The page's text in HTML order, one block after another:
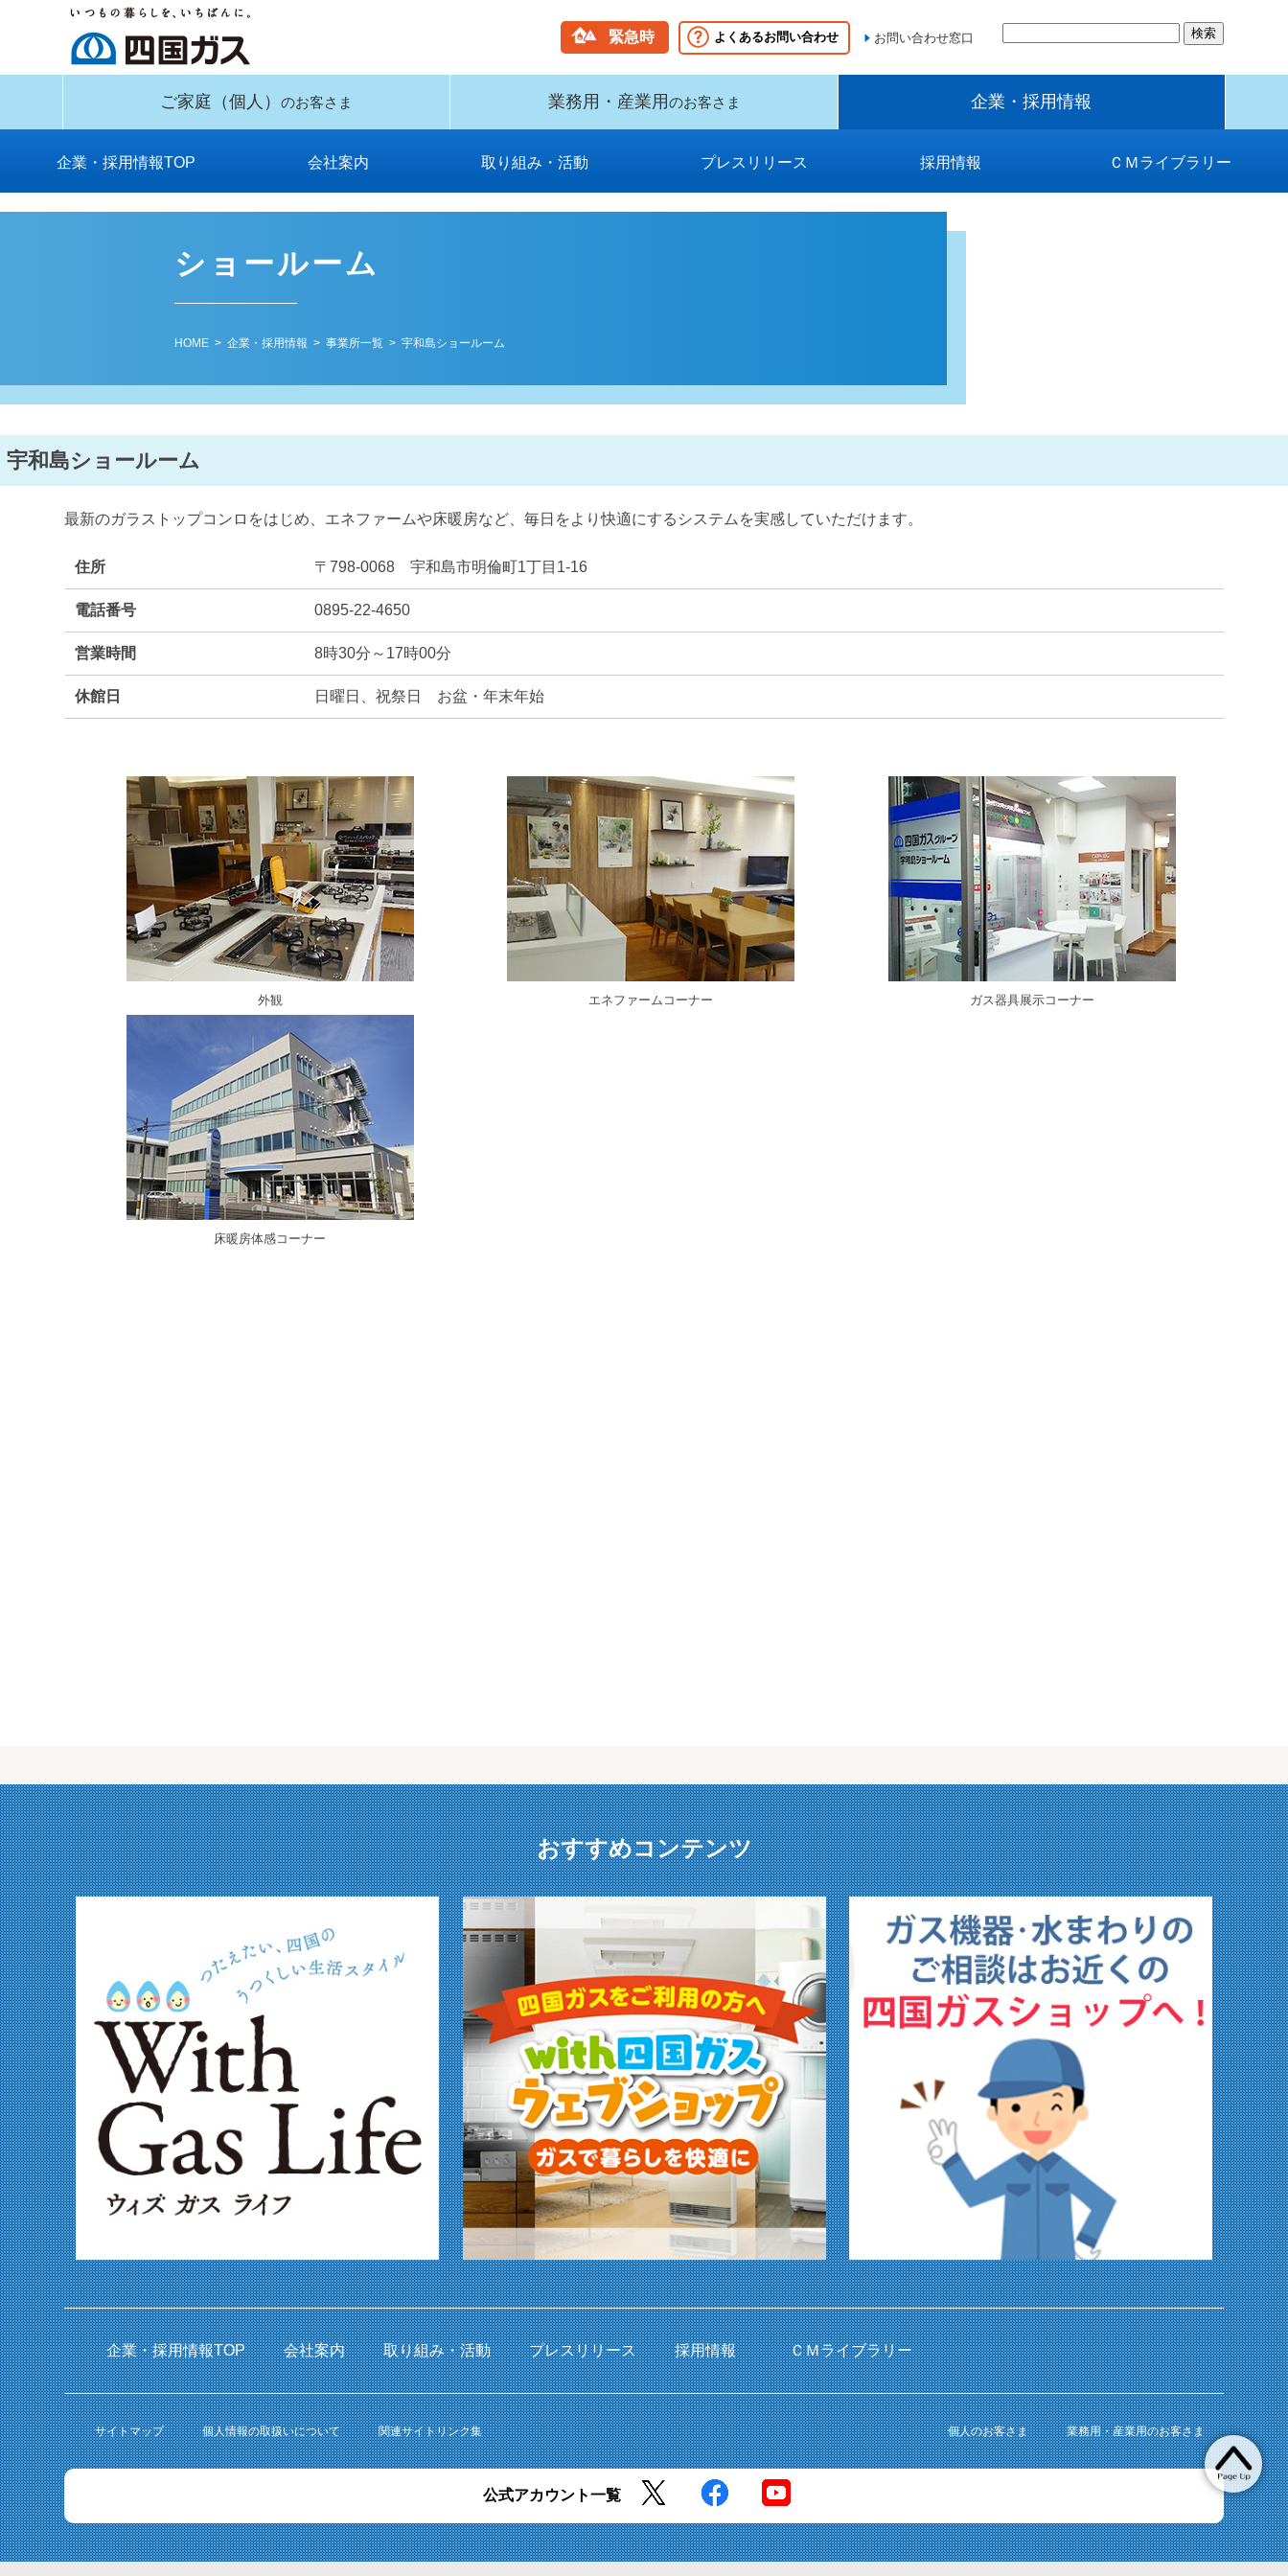
緊急時 よくあるお問い合わせ お問い合わせ窓口
ご家庭 （個人）のお客さま 業務用・産業用のお客さま 企業・採用情報
企業・採用情報TOP 会社案内
社長メッセージ
会社概要
役員一覧
四国ガスの歩み
組織図
事業所一覧
工場
関連会社
供給区域とガス種
約款
安全データシート
取り組み・活動
グループビジョン・中期経営計
環境への取り組み
保安に関する取り組み
消費者志向自主宣言
国民保護業務計画（PDF）
新型インフルエンザ等対策に関
供給計画
プレスリリース
2026年
2025年
2024年
2023年
2022年
2021年
2020年
2019年
2018年
2017年
2016年
2015年
2014年
2013年
2012年
2011年
2010年
2009年以前
採用情報 ＣＭライブラリー
ショールーム
HOME> 企業・採用情報 > 事業所一覧> 宇和島ショールーム
宇和島ショールーム
最新のガラストップコンロをはじめ、エネファームや床暖房など、毎日をより快適にするシステムを実感していただけます。
住所 〒798-0068 宇和島市明倫町1丁目1-16
電話番号 0895-22-4650
営業時間 8時30分～17時00分
休館日 日曜日、祝祭日 お盆・年末年始
外観 エネファームコーナー ガス器具展示コーナー
床暖房体感コーナー
おすすめコンテンツ
企業・採用情報TOP 会社案内 取り組み・活動 プレスリリース 採用情報 ＣＭライブラリー
サイトマップ 個人情報の取扱いについて 関連サイトリンク集 個人のお客さま 業務用・産業用のお客さま
公式アカウント一覧